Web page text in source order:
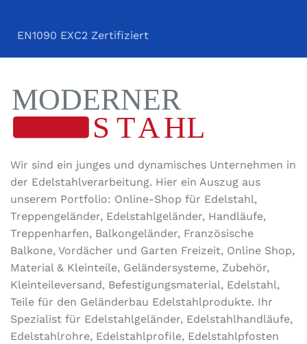
EN1090 EXC2 Zertifiziert
Wir sind ein junges und dynamisches Unternehmen in
der Edel­stahl­ver­arbeitung. Hier ein Auszug aus
unserem Portfolio: Online-Shop für Edelstahl,
Treppengeländer, Edelstahlgeländer, Handläufe,
Treppenharfen, Balkongeländer, Französische
Balkone, Vordächer und Garten Freizeit, Online Shop,
Material & Kleinteile, Geländersysteme, Zubehör,
Kleinteileversand, Befestigungsmaterial, Edelstahl,
Teile für den Geländerbau Edelstahlprodukte. Ihr
Spezialist für Edelstahlgeländer, Edelstahlhandläufe,
Edelstahlrohre, Edelstahlprofile, Edelstahlpfosten